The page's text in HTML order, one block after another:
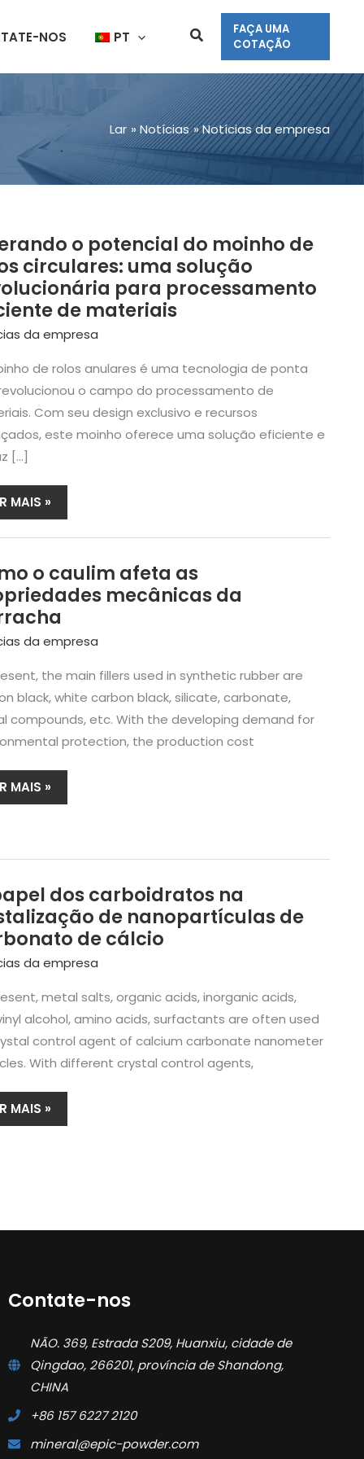
NOS PT ProcurarFAÇA UMA
COTAÇÃO
Lar Notícias Notícias da empresa
o potencial do moinho de
circulares: uma solução
para processamento
de materiais
da empresa
de rolos anulares é uma tecnologia de ponta
o campo do processamento de
Com seu design exclusivo e recursos
este moinho oferece uma solução eficiente e
[…]
MAIS »
o caulim afeta as
mecânicas da
da empresa
the main fillers used in synthetic rubber are
black, white carbon black, silicate, carbonate,
compounds, etc. With the developing demand for
protection, the production cost
MAIS »
dos carboidratos na
de nanopartículas de
de cálcio
da empresa
metal salts, organic acids, inorganic acids,
alcohol, amino acids, surfactants are often used
control agent of calcium carbonate nanometer
With different crystal control agents,
MAIS »
Contate-nos
NÃO. 369, Estrada S209, Huanxiu, cidade de
Qingdao, 266201, província de Shandong,
CHINA
+86 157 6227 2120
mineral@epic-powder.com